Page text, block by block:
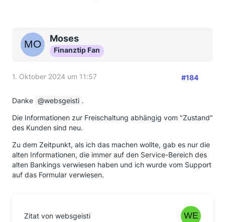
Ich habe dann einen Link für ein Dokument
bekommen, das ich unterschreiben sollte.
https://dok.dkb.de/pdf/f_ib_pin_tan_ugebunden.pdf
unterschreiben, der mir die DKB-App als
Standardverfahren festlegt???
Die blöde App habe ich schon, ich möchte ChipTAN
haben...
Also wieder da um Antworten bemüht: Ich soll
handschriftlich CHIPTAN auf das Dokument
schreiben. Das habe ich dann gemacht.
Dafür brauchte ich aber mehrfach die Banking-App
zur Bestätigung.
Moses
Finanztip Fan
1. Oktober 2024 um 11:57 #184
Danke websgeisti .
Die Informationen zur Freischaltung abhängig vom "Zustand"
des Kunden sind neu.
Zu dem Zeitpunkt, als ich das machen wollte, gab es nur die
alten Informationen, die immer auf den Service-Bereich des
alten Bankings verwiesen haben und ich wurde vom Support
auf das Formular verwiesen.
Zitat von websgeisti